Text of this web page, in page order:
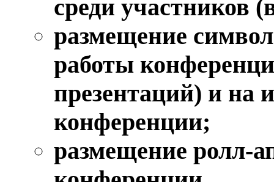
среди участников
размещение
работы
презентаций) и на
конференции;
размещение ролл-